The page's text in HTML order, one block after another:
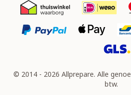
© 2014 - 2026 Allprepare. Alle
btw.